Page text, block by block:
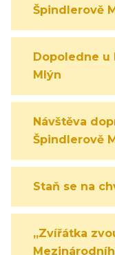
Špindlerově
Dopoledne u
Mlýn
Návštěva
Špindlerově
Staň se na
„Zvířátka